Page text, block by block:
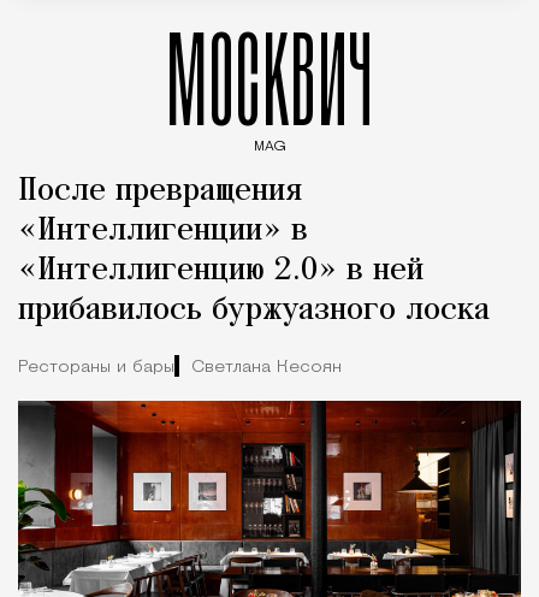
МОСКВИЧ
MAG
После превращения
«Интеллигенции» в
«Интеллигенцию 2.0» в ней
прибавилось буржуазного лоска
Рестораны и бары Светлана Кесоян